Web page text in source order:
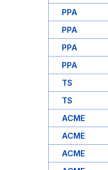
PPA
PPA
PPA
PPA
TS
TS
ACME
ACME
ACME